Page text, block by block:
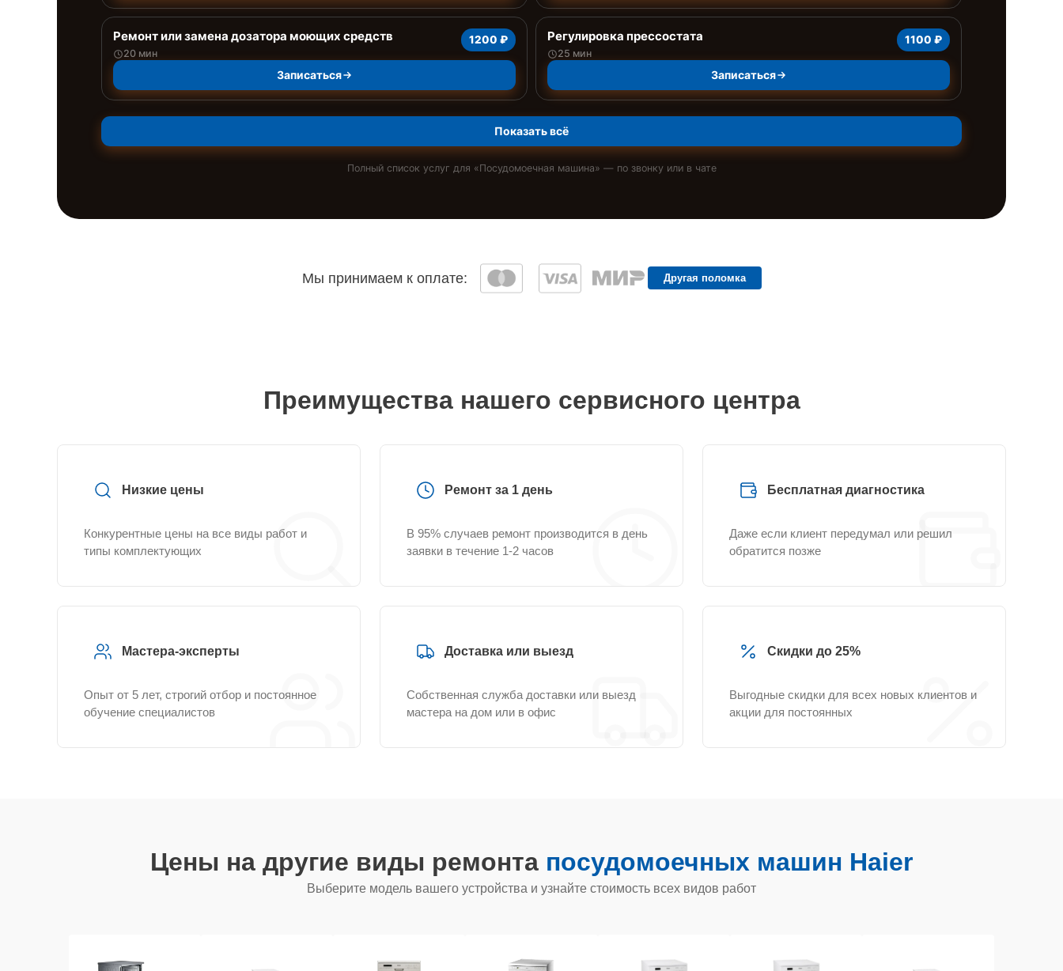
Ремонт или замена дозатора моющих средств
20 мин
1200 ₽
Записаться
Регулировка прессостата
25 мин
1100 ₽
Записаться
Показать всё
Полный список услуг для «Посудомоечная машина» — по звонку или в чате
Мы принимаем к оплате: Другая поломка
Преимущества нашего сервисного центра
Низкие цены
Конкурентные цены на все виды работ и
типы комплектующих
Ремонт за 1 день
В 95% случаев ремонт производится в день
заявки в течение 1-2 часов
Бесплатная диагностика
Даже если клиент передумал или решил
обратится позже
Мастера-эксперты
Опыт от 5 лет, строгий отбор и постоянное
обучение специалистов
Доставка или выезд
Собственная служба доставки или выезд
мастера на дом или в офис
Скидки до 25%
Выгодные скидки для всех новых клиентов и
акции для постоянных
Цены на другие виды ремонта посудомоечных машин Haier
Выберите модель вашего устройства и узнайте стоимость всех видов работ